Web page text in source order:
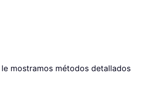
mostramos métodos detallados